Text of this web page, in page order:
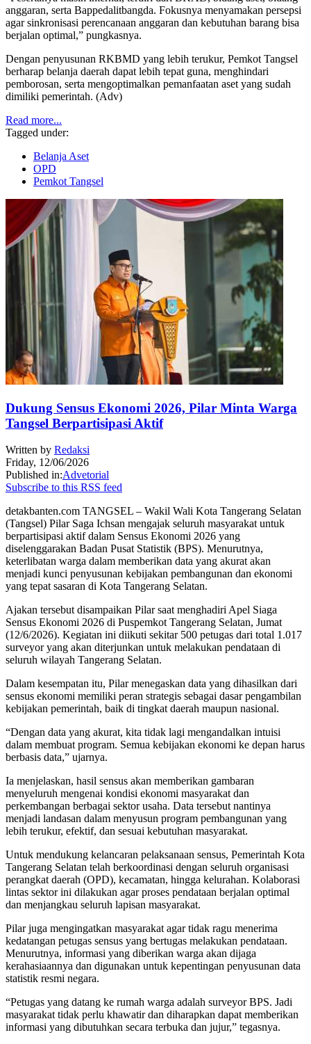
anggaran, serta Bappedalitbangda. Fokusnya menyamakan persepsi
agar sinkronisasi perencanaan anggaran dan kebutuhan barang bisa
berjalan optimal,” pungkasnya.
Dengan penyusunan RKBMD yang lebih terukur, Pemkot Tangsel
berharap belanja daerah dapat lebih tepat guna, menghindari
pemborosan, serta mengoptimalkan pemanfaatan aset yang sudah
dimiliki pemerintah. (Adv)
Read more...
Tagged under:
Belanja Aset
OPD
Pemkot Tangsel
Dukung Sensus Ekonomi 2026, Pilar Minta Warga
Tangsel Berpartisipasi Aktif
Written by Redaksi
Friday, 12/06/2026
Published in:Advetorial
Subscribe to this RSS feed
detakbanten.com TANGSEL – Wakil Wali Kota Tangerang Selatan
(Tangsel) Pilar Saga Ichsan mengajak seluruh masyarakat untuk
berpartisipasi aktif dalam Sensus Ekonomi 2026 yang
diselenggarakan Badan Pusat Statistik (BPS). Menurutnya,
keterlibatan warga dalam memberikan data yang akurat akan
menjadi kunci penyusunan kebijakan pembangunan dan ekonomi
yang tepat sasaran di Kota Tangerang Selatan.
Ajakan tersebut disampaikan Pilar saat menghadiri Apel Siaga
Sensus Ekonomi 2026 di Puspemkot Tangerang Selatan, Jumat
(12/6/2026). Kegiatan ini diikuti sekitar 500 petugas dari total 1.017
surveyor yang akan diterjunkan untuk melakukan pendataan di
seluruh wilayah Tangerang Selatan.
Dalam kesempatan itu, Pilar menegaskan data yang dihasilkan dari
sensus ekonomi memiliki peran strategis sebagai dasar pengambilan
kebijakan pemerintah, baik di tingkat daerah maupun nasional.
“Dengan data yang akurat, kita tidak lagi mengandalkan intuisi
dalam membuat program. Semua kebijakan ekonomi ke depan harus
berbasis data,” ujarnya.
Ia menjelaskan, hasil sensus akan memberikan gambaran
menyeluruh mengenai kondisi ekonomi masyarakat dan
perkembangan berbagai sektor usaha. Data tersebut nantinya
menjadi landasan dalam menyusun program pembangunan yang
lebih terukur, efektif, dan sesuai kebutuhan masyarakat.
Untuk mendukung kelancaran pelaksanaan sensus, Pemerintah Kota
Tangerang Selatan telah berkoordinasi dengan seluruh organisasi
perangkat daerah (OPD), kecamatan, hingga kelurahan. Kolaborasi
lintas sektor ini dilakukan agar proses pendataan berjalan optimal
dan menjangkau seluruh lapisan masyarakat.
Pilar juga mengingatkan masyarakat agar tidak ragu menerima
kedatangan petugas sensus yang bertugas melakukan pendataan.
Menurutnya, informasi yang diberikan warga akan dijaga
kerahasiaannya dan digunakan untuk kepentingan penyusunan data
statistik resmi negara.
“Petugas yang datang ke rumah warga adalah surveyor BPS. Jadi
masyarakat tidak perlu khawatir dan diharapkan dapat memberikan
informasi yang dibutuhkan secara terbuka dan jujur,” tegasnya.